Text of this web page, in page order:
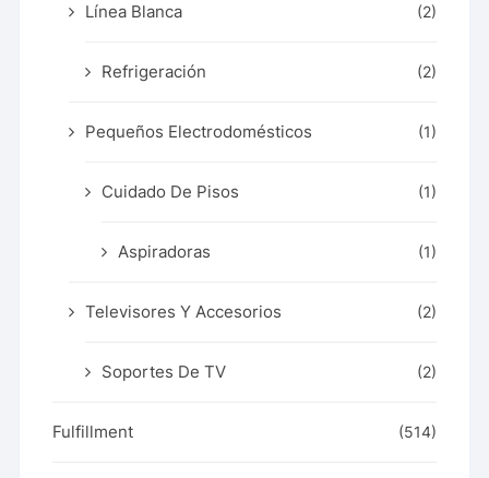
Línea Blanca (2)
Refrigeración (2)
Pequeños Electrodomésticos (1)
Cuidado De Pisos (1)
Aspiradoras (1)
Televisores Y Accesorios (2)
Soportes De TV (2)
Fulfillment (514)